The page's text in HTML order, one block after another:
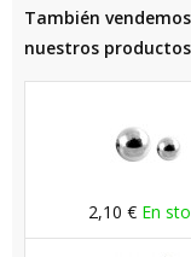
También
nuestros
2,10 € En